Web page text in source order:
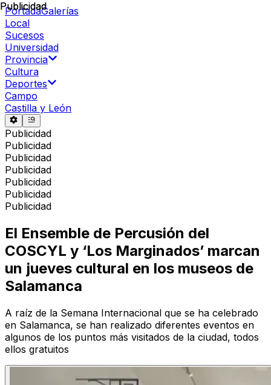
PortadaGalerías
Local
Sucesos
Universidad
Provincia
Cultura
Deportes
Campo
Castilla y León
Publicidad
Publicidad
Publicidad
Publicidad
Publicidad
Publicidad
Publicidad
Publicidad
El Ensemble de Percusión del
COSCYL y ‘Los Marginados’ marcan
un jueves cultural en los museos de
Salamanca
A raíz de la Semana Internacional que se ha celebrado
en Salamanca, se han realizado diferentes eventos en
algunos de los puntos más visitados de la ciudad, todos
ellos gratuitos
Publicidad